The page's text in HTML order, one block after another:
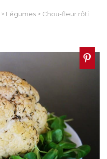
> Légumes > Chou-fleur rôti